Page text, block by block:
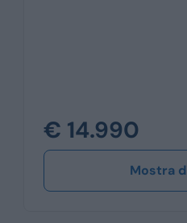
€ 14.990
Mostra